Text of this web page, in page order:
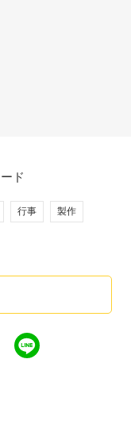
ド
行事 製作